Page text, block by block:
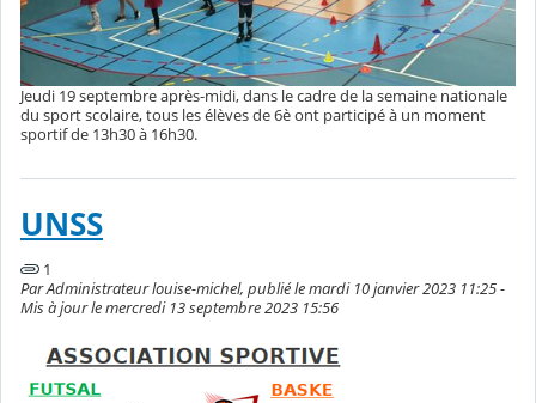
Jeudi 19 septembre après-midi, dans le cadre de la semaine nationale
du sport scolaire, tous les élèves de 6è ont participé à un moment
sportif de 13h30 à 16h30.
UNSS
1
Par Administrateur louise-michel, publié le mardi 10 janvier 2023 11:25 -
Mis à jour le mercredi 13 septembre 2023 15:56